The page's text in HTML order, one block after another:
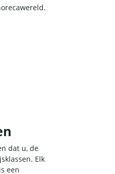
dat u, de
Elk
een